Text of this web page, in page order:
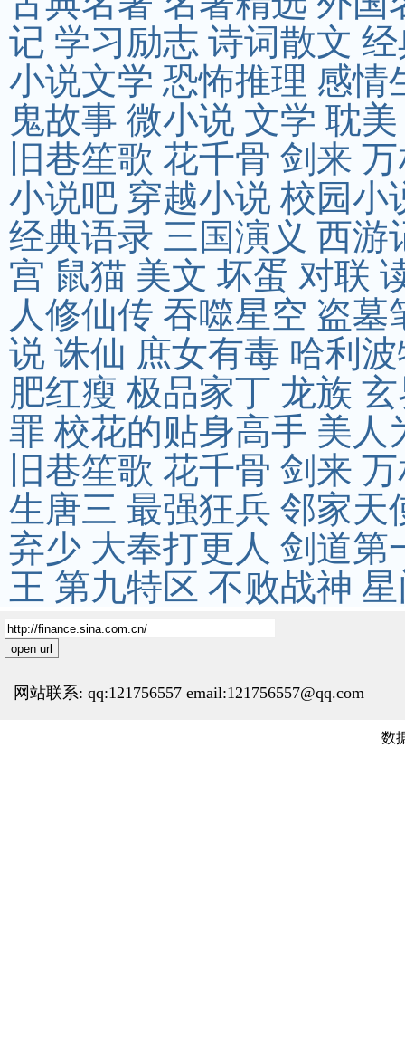
记 学习励志 诗词散文
小说文学 恐怖推理 感情
鬼故事 微小说 文学 耽美
旧巷笙歌 花千骨 剑来
小说吧 穿越小说 校园小
经典语录 三国演义 西游
宫 鼠猫 美文 坏蛋 对联
人修仙传 吞噬星空 盗墓
说 诛仙 庶女有毒 哈利
肥红瘦 极品家丁 龙族
罪 校花的贴身高手 美人
旧巷笙歌 花千骨 剑来
生唐三 最强狂兵 邻家天
弃少 大奉打更人 剑道第
王 第九特区 不败战神
open url
网站联系: qq:121756557 email:121756557@qq.com